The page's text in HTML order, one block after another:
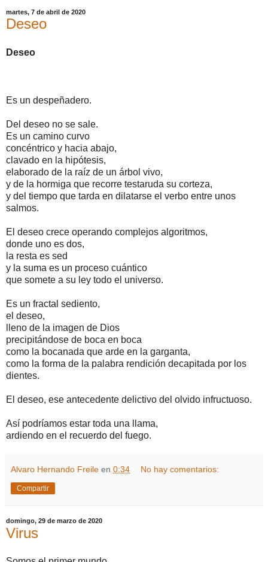
martes, 7 de abril de 2020
Deseo
Deseo
Es un despeñadero.
Del deseo no se sale.
Es un camino curvo
concéntrico y hacia abajo,
clavado en la hipótesis,
elaborado de la raíz de un árbol vivo,
y de la hormiga que recorre testaruda su corteza,
y del tiempo que tarda en dilatarse el verbo entre unos
salmos.
El deseo crece operando complejos algoritmos,
donde uno es dos,
la resta es sed
y la suma es un proceso cuántico
que somete a su ley todo el universo.
Es un fractal sediento,
el deseo,
lleno de la imagen de Dios
precipitándose de boca en boca
como la bocanada que arde en la garganta,
como la forma de la palabra rendición decapitada por los
dientes.
El deseo, ese antecedente delictivo del olvido infructuoso.
Así podríamos estar toda una llama,
ardiendo en el recuerdo del fuego.
Alvaro Hernando Freile en 0:34 No hay comentarios:
Compartir
domingo, 29 de marzo de 2020
Virus